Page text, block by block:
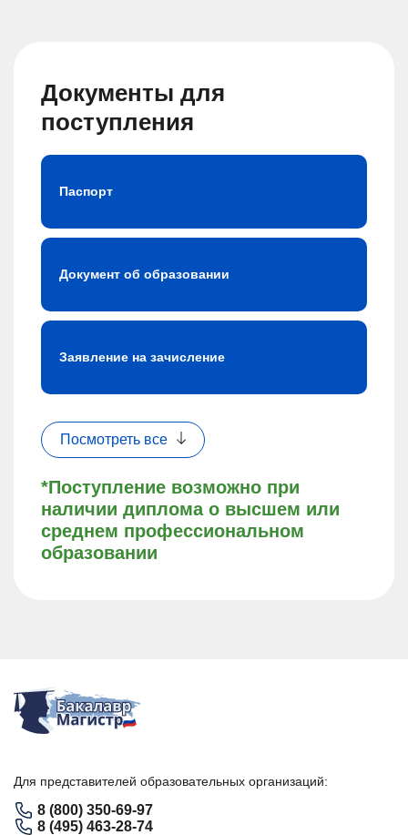
Документы для
поступления
*Поступление возможно при
наличии диплома о высшем или
среднем профессиональном
образовании
Паспорт
Документ об образовании
Заявление на зачисление
Посмотреть все
Для представителей образовательных организаций:
8 (800) 350-69-97
8 (495) 463-28-74